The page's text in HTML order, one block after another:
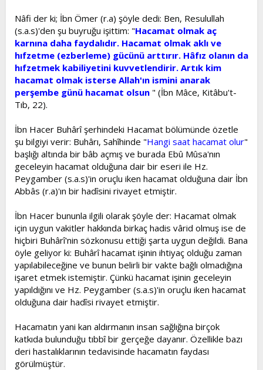
Nâfi der ki; İbn Ömer (r.a) şöyle dedi: Ben, Resulullah
(s.a.s)'den şu buyruğu işittim: "Hacamat olmak aç
karnına daha faydalıdır. Hacamat olmak aklı ve
hıfzetme (ezberleme) gücünü arttırır. Hâfız olanın da
hıfzetmek kabiliyetini kuvvetlendirir. Artık kim
hacamat olmak isterse Allah'ın ismini anarak
perşembe günü hacamat olsun " (İbn Mâce, Kitâbu't-
Tıb, 22).
İbn Hacer Buhârî şerhindeki Hacamat bölümünde özetle
şu bilgiyi verir: Buhârı, Sahîhinde "Hangi saat hacamat olur"
başlığı altında bir bâb açmış ve burada Ebû Mûsa'nın
geceleyin hacamat olduğuna dair bir eseri ile Hz.
Peygamber (s.a.s)'in oruçlu iken hacamat olduğuna dair İbn
Abbâs (r.a)'ın bir hadîsini rivayet etmiştir.
İbn Hacer bununla ilgili olarak şöyle der: Hacamat olmak
için uygun vakitler hakkında birkaç hadis vârid olmuş ise de
hiçbiri Buhârî'nin sözkonusu ettiği şarta uygun değildi. Bana
öyle geliyor ki: Buhârî hacamat işinin ihtiyaç olduğu zaman
yapılabileceğine ve bunun belirli bir vakte bağlı olmadığına
işaret etmek istemiştir. Çünkü hacamat işinin geceleyin
yapıldığını ve Hz. Peygamber (s.a.s)'in oruçlu iken hacamat
olduğuna dair hadîsi rivayet etmiştir.
Hacamatın yani kan aldırmanın insan sağlığına birçok
katkıda bulunduğu tıbbî bir gerçeğe dayanır. Özellikle bazı
deri hastalıklarının tedavisinde hacamatın faydası
görülmüştür.